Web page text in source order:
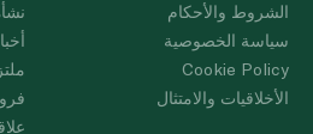
الشروط والأحكام
سياسة الخصوصية
Cookie Policy
الأخلاقيات والامتثال